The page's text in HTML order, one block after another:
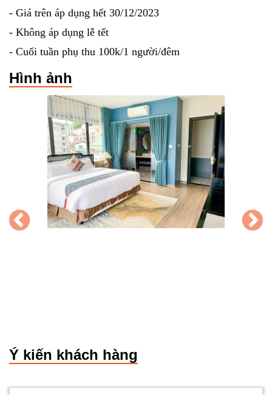
- Giá trên áp dụng hết 30/12/2023
- Không áp dụng lễ tết
- Cuối tuần phụ thu 100k/1 người/đêm
Hình ảnh
Ý kiến khách hàng